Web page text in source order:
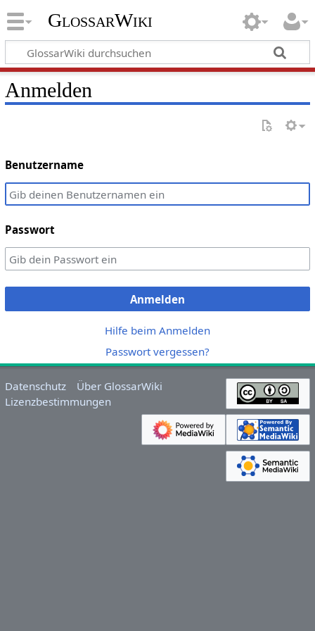
GlossarWiki
Anmelden
Benutzername
Passwort
Anmelden
Hilfe beim Anmelden
Passwort vergessen?
Datenschutz
Über GlossarWiki
Lizenzbestimmungen